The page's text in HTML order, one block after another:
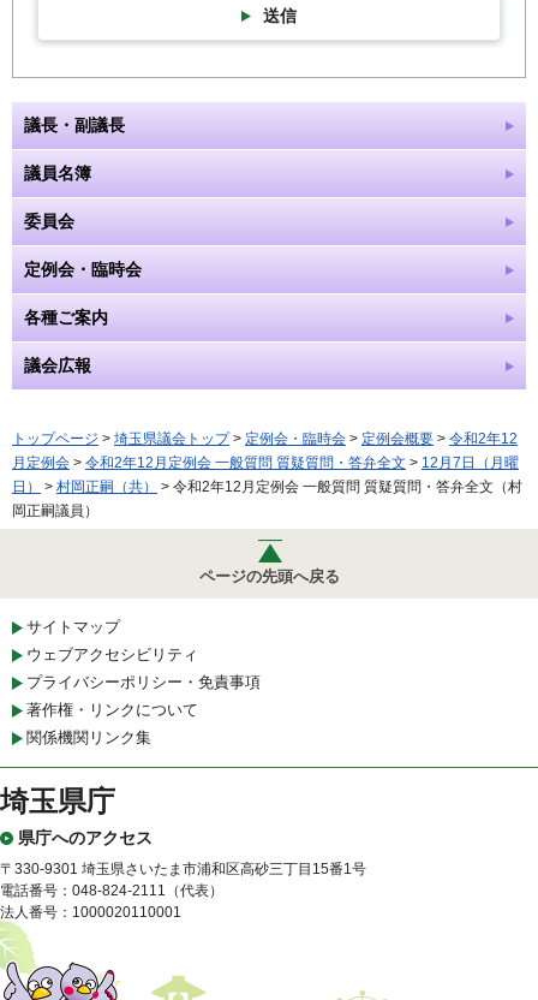
送信
議長・副議長
議員名簿
委員会
定例会・臨時会
各種ご案内
議会広報
トップページ > 埼玉県議会トップ> 定例会・臨時会 > 定例会概要 > 令和2年12
月定例会 > 令和2年12月定例会 一般質問 質疑質問・答弁全文 > 12月7日（月曜
日）
> 村岡正嗣（共）
> 令和2年12月定例会 一般質問 質疑質問・答弁全文（村
岡正嗣議員）
ページの先頭へ戻る
サイトマップ
ウェブアクセシビリティ
プライバシーポリシー・免責事項
著作権・リンクについて
関係機関リンク集
埼玉県庁
県庁へのアクセス
〒330-9301 埼玉県さいたま市浦和区高砂三丁目15番1号
電話番号：048-824-2111（代表）
法人番号：1000020110001